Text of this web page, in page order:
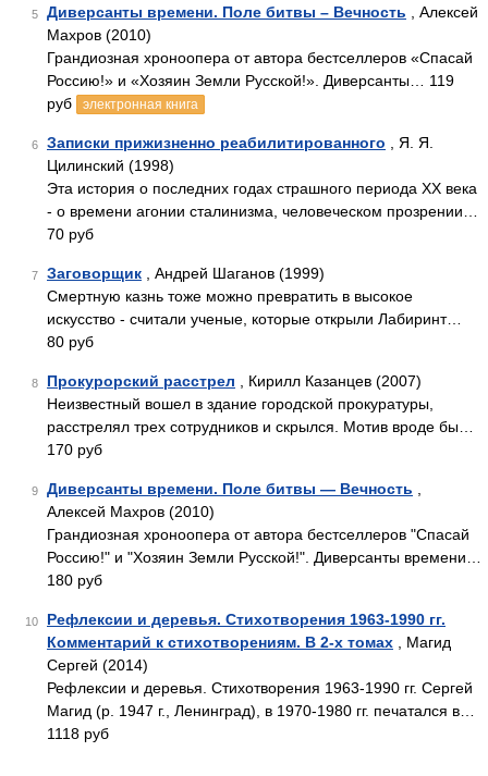
5 Диверсанты времени. Поле битвы – Вечность , Алексей
Махров (2010)
Грандиозная хроноопера от автора бестселлеров «Спасай
Россию!» и «Хозяин Земли Русской!». Диверсанты… 119
руб
электронная книга
6 Записки прижизненно реабилитированного , Я. Я.
Цилинский (1998)
Эта история о последних годах страшного периода XX века
- о времени агонии сталинизма, человеческом прозрении…
70 руб
7 Заговорщик , Андрей Шаганов (1999)
Смертную казнь тоже можно превратить в высокое
искусство - считали ученые, которые открыли Лабиринт…
80 руб
8 Прокурорский расстрел , Кирилл Казанцев (2007)
Неизвестный вошел в здание городской прокуратуры,
расстрелял трех сотрудников и скрылся. Мотив вроде бы…
170 руб
9 Диверсанты времени. Поле битвы — Вечность
Алексей Махров (2010)
Грандиозная хроноопера от автора бестселлеров "Спасай
Россию!" и "Хозяин Земли Русской!". Диверсанты времени…
180 руб
10
Рефлексии и деревья. Стихотворения 1963-1990 гг.
Комментарий к стихотворениям. В 2-х томах , Магид
Сергей (2014)
Рефлексии и деревья. Стихотворения 1963-1990 гг. Сергей
Магид (р. 1947 г., Ленинград), в 1970-1980 гг. печатался в…
1118 руб